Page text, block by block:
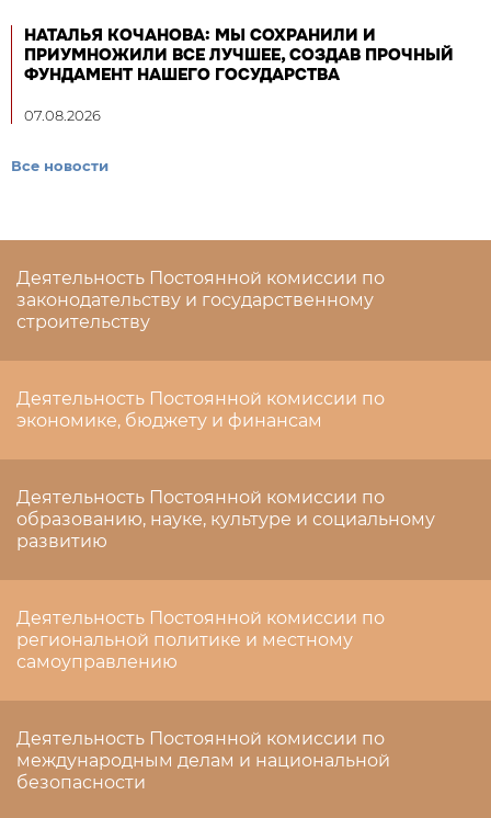
НАТАЛЬЯ КОЧАНОВА: МЫ СОХРАНИЛИ И
ПРИУМНОЖИЛИ ВСЕ ЛУЧШЕЕ, СОЗДАВ ПРОЧНЫЙ
ФУНДАМЕНТ НАШЕГО ГОСУДАРСТВА
07.08.2026
Все новости
Деятельность Постоянной комиссии по
законодательству и государственному
строительству
Деятельность Постоянной комиссии по
экономике, бюджету и финансам
Деятельность Постоянной комиссии по
образованию, науке, культуре и социальному
развитию
Деятельность Постоянной комиссии по
региональной политике и местному
самоуправлению
Деятельность Постоянной комиссии по
международным делам и национальной
безопасности